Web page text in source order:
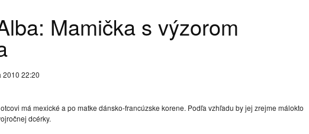
Mamička s výzorom
2010 22:20
má mexické a po matke dánsko-francúzske korene. Podľa vzhľadu by jej zrejme málokto
dcérky.